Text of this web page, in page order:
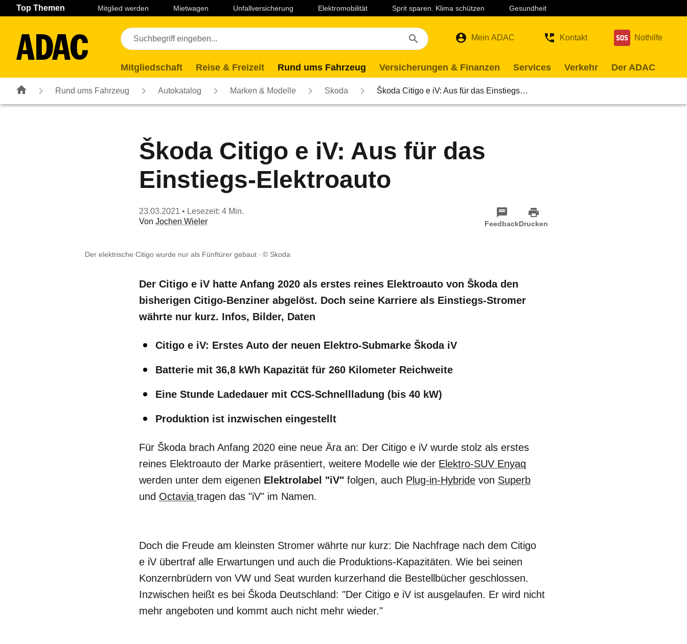
Navigation Seiteninhalt Fußzeile
Top Themen Mitglied werden Mietwagen Unfallversicherung Elektromobilität Sprit sparen. Klima schützen Gesundheit
Mein ADAC Kontakt Nothilfe
Mitgliedschaft Reise & Freizeit Rund ums Fahrzeug Versicherungen & Finanzen Services Verkehr Der ADAC
Rund ums Fahrzeug Autokatalog Marken & Modelle Skoda Škoda Citigo e iV: Aus für das Einstiegs…
Škoda Citigo e iV: Aus für das
Einstiegs-Elektroauto
23.03.2021 • Lesezeit: 4 Min.
Von Jochen Wieler FeedbackDrucken
Der elektrische Citigo wurde nur als Fünftürer gebaut © Skoda
Der Citigo e iV hatte Anfang 2020 als erstes reines Elektroauto von Škoda den
bisherigen Citigo-Benziner abgelöst. Doch seine Karriere als Einstiegs-Stromer
währte nur kurz. Infos, Bilder, Daten
Citigo e iV: Erstes Auto der neuen Elektro-Submarke Škoda iV
Batterie mit 36,8 kWh Kapazität für 260 Kilometer Reichweite
Eine Stunde Ladedauer mit CCS-Schnellladung (bis 40 kW)
Produktion ist inzwischen eingestellt
Für Škoda brach Anfang 2020 eine neue Ära an: Der Citigo e iV wurde stolz als erstes
reines Elektroauto der Marke präsentiert, weitere Modelle wie der Elektro-SUV Enyaq
werden unter dem eigenen Elektrolabel "iV" folgen, auch Plug‑in-Hybride von Superb
und Octavia tragen das "iV" im Namen.
Doch die Freude am kleinsten Stromer währte nur kurz: Die Nachfrage nach dem Citigo
e iV übertraf alle Erwartungen und auch die Produktions-Kapazitäten. Wie bei seinen
Konzernbrüdern von VW und Seat wurden kurzerhand die Bestellbücher geschlossen.
Inzwischen heißt es bei Škoda Deutschland: "Der Citigo e iV ist ausgelaufen. Er wird nicht
mehr angeboten und kommt auch nicht mehr wieder."